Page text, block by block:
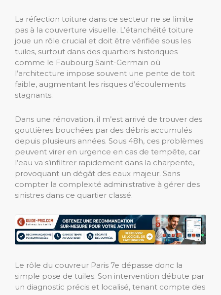
La réfection toiture dans ce secteur ne se limite
pas à la couverture visuelle. L’étanchéité toiture
joue un rôle crucial et doit être vérifiée sous les
tuiles, surtout dans des quartiers historiques
comme le Faubourg Saint-Germain où
l’architecture impose souvent une pente de toit
faible, augmentant les risques d’écoulements
stagnants.
Dans une rénovation, il m’est arrivé de trouver des
gouttières bouchées par des débris accumulés
depuis plusieurs années. Sous 48h, ces problèmes
peuvent virer en urgence en cas de tempête, car
l’eau va s’infiltrer rapidement dans la charpente,
provoquant un dégât des eaux majeur. Sans
compter la complexité administrative à gérer des
sinistres dans ce quartier classé.
Le rôle du couvreur Paris 7e dépasse donc la
simple pose de tuiles. Son intervention débute par
un diagnostic précis et localisé, tenant compte des